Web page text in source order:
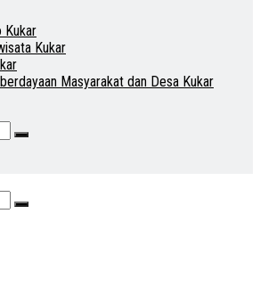
Kukar
Kukar
Masyarakat dan Desa Kukar